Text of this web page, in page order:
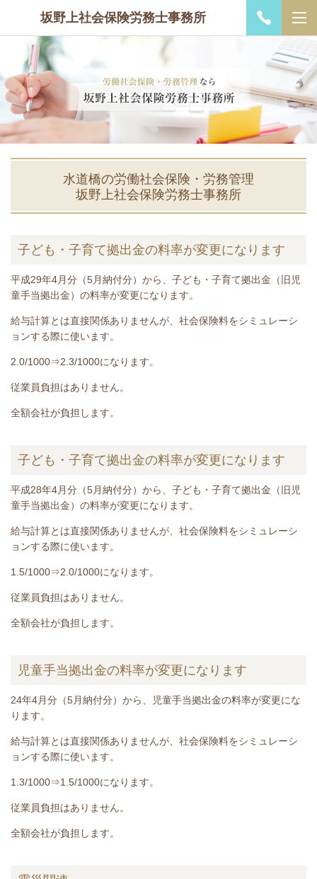
坂野上社会保険労務士事務所
水道橋の労働社会保険・労務管理
坂野上社会保険労務士事務所
子ども・子育て拠出金の料率が変更になります
平成29年4月分（5月納付分）から、子ども・子育て拠出金（旧児
童手当拠出金）の料率が変更になります。
給与計算とは直接関係ありませんが、社会保険料をシミュレーシ
ョンする際に使います。
2.0/1000⇒2.3/1000になります。
従業員負担はありません。
全額会社が負担します。
子ども・子育て拠出金の料率が変更になります
平成28年4月分（5月納付分）から、子ども・子育て拠出金（旧児
童手当拠出金）の料率が変更になります。
給与計算とは直接関係ありませんが、社会保険料をシミュレーシ
ョンする際に使います。
1.5/1000⇒2.0/1000になります。
従業員負担はありません。
全額会社が負担します。
児童手当拠出金の料率が変更になります
24年4月分（5月納付分）から、児童手当拠出金の料率が変更にな
ります。
給与計算とは直接関係ありませんが、社会保険料をシミュレーシ
ョンする際に使います。
1.3/1000⇒1.5/1000になります。
従業員負担はありません。
全額会社が負担します。